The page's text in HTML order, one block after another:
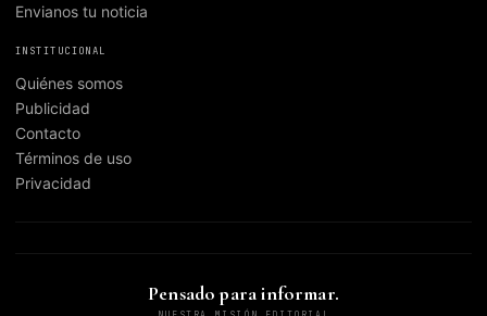
Envianos tu noticia
INSTITUCIONAL
Quiénes somos
Publicidad
Contacto
Términos de uso
Privacidad
Pensado para informar.